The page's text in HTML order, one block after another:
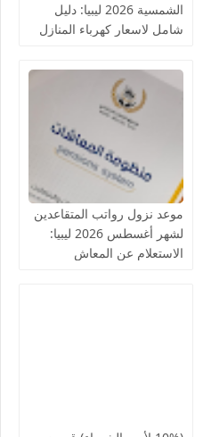
الشمسية 2026 ليبيا: دليل
شامل لاسعار كهرباء المنازل
موعد نزول رواتب المتقاعدين
لشهر أغسطس 2026 ليبيا:
الاستعلام عن المعاش